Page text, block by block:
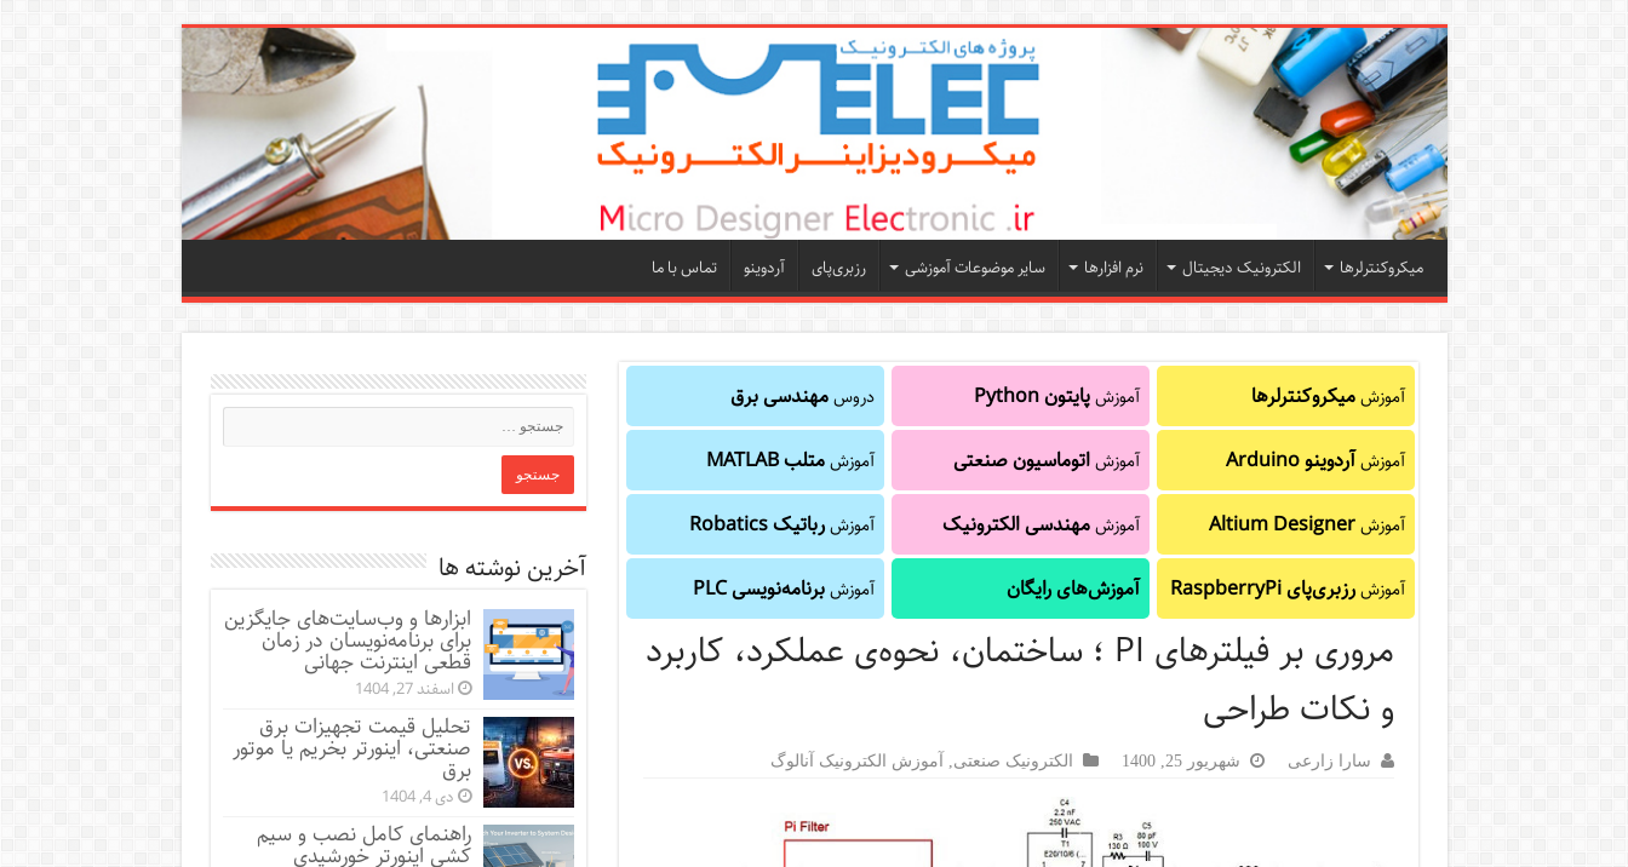
میکروکنترلرها الکترونیک دیجیتال نرم افزارها سایر موضوعات آموزشی رزبری‌پای آردوینو تماس با ما
آموزشمیکروکنترلرها
آموزشآردوینو Arduino
آموزشAltium Designer
آموزشرزبری‌پای RaspberryPi
آموزشپایتون Python
آموزشاتوماسیون صنعتی
آموزشمهندسی الکترونیک
آموزش‌های رایگان
دروسمهندسی برق
آموزشمتلب MATLAB
آموزشرباتیک Robatics
آموزشبرنامه‌نویسی PLC
مروری بر فیلترهای PI ؛ ساختمان، نحوه‌ی عملکرد، کاربرد
و نکات طراحی
سارا زارعی شهریور 25, 1400 الکترونیک صنعتی ,آموزش الکترونیک آنالوگ
آخرین نوشته ها
ابزارها و وب‌سایت‌های جایگزین
برای برنامه‌نویسان در زمان
قطعی اینترنت جهانی
اسفند 27, 1404
تحلیل قیمت تجهیزات برق
صنعتی، اینورتر بخریم یا موتور
برق
دی 4, 1404
راهنمای کامل نصب و سیم
کشی اینورتر خورشیدی